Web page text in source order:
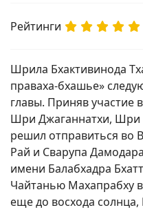
Рейтинги
Шрила Бхактивинода
праваха-бхашье»
главы. Приняв участие
Шри Джаганнатхи, Шри
решил отправиться во
Рай и Сварупа
имени Балабхадра
Чайтанью Махапрабху
еще до восхода солнца,